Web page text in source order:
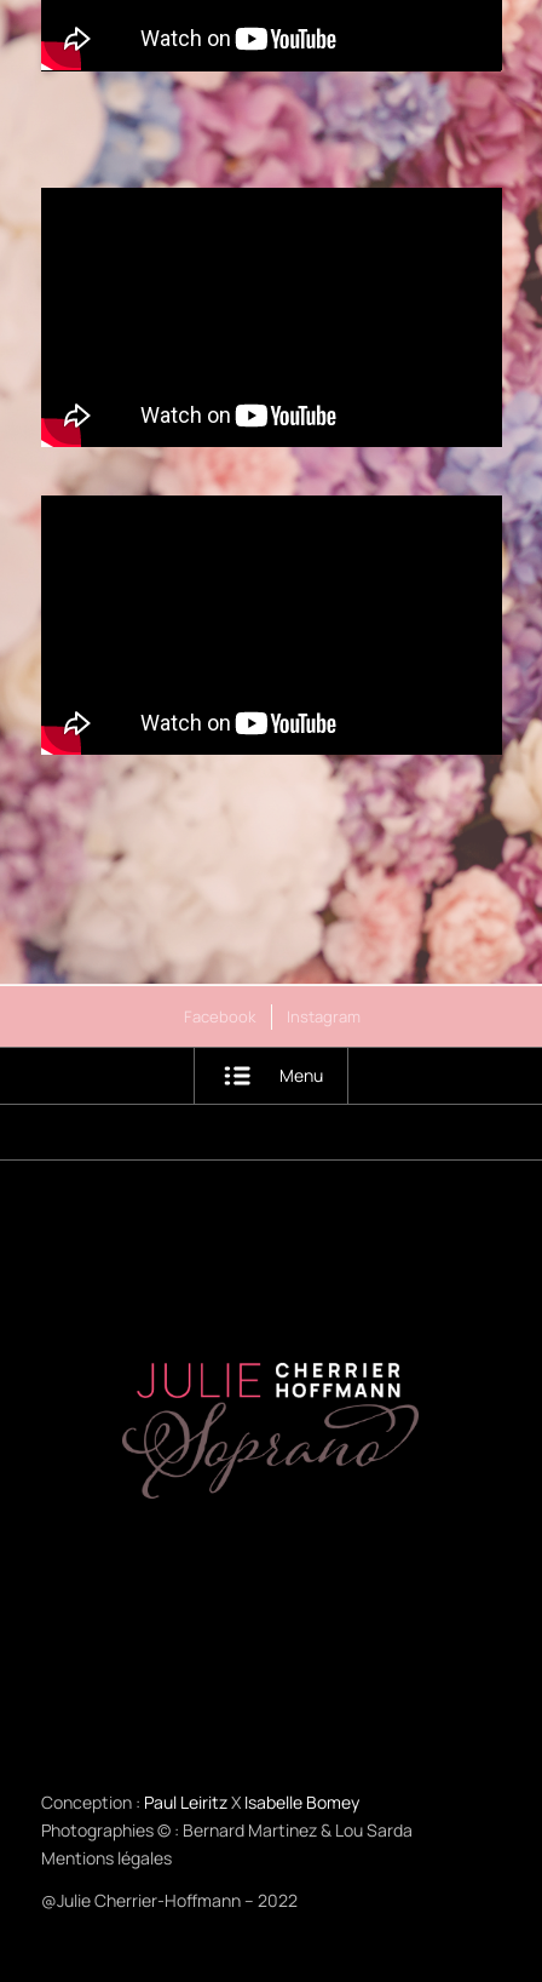
Facebook Instagram
Menu
Conception : Paul LeiritzX Isabelle Bomey
Photographies © : Bernard Martinez & Lou Sarda
Mentions légales
@Julie Cherrier-Hoffmann – 2022